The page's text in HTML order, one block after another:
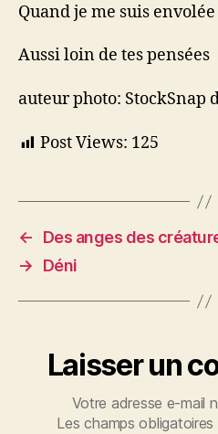
Quand je me suis envolée
Aussi loin de tes pensées
auteur photo: StockSnap
Post Views: 125
←
Des anges des
→
Déni
Laisser un
Votre adresse e-mail
Les champs